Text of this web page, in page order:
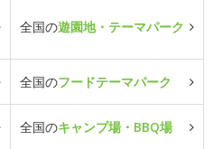
全国の遊園地・テーマパーク
全国のフードテーマパーク
全国のキャンプ場・BBQ場